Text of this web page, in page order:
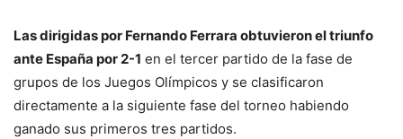
Las dirigidas por Fernando Ferrara obtuvieron el triunfo
ante España por 2-1 en el tercer partido de la fase de
grupos de los Juegos Olímpicos y se clasificaron
directamente a la siguiente fase del torneo habiendo
ganado sus primeros tres partidos.